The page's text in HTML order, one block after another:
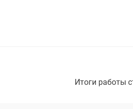
Итоги работы